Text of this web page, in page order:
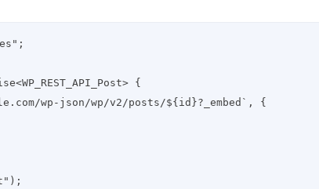
{
wp-json/wp/v2/posts/${id}?_embed`, {